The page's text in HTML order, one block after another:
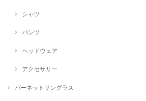
シャツ
パンツ
ヘッドウェア
アクセサリー
バーネットサングラス